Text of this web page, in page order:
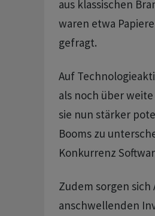
aus klassischen
waren etwa
gefragt.
Auf
als noch über
sie nun stärker
Booms zu
Konkurrenz
Zudem sorgen
anschwellenden